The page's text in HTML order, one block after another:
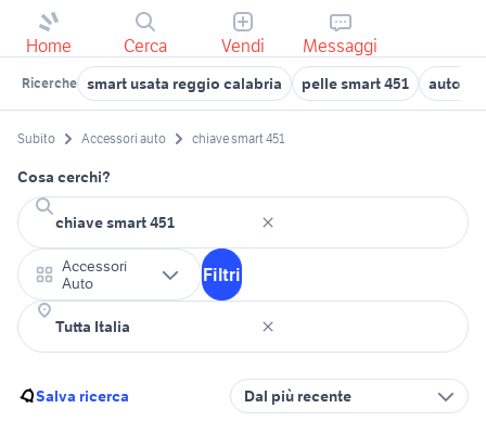
Home Cerca Vendi Messaggi
Ricerche smart usata reggio calabria pelle smart 451 auto
Subito Accessori auto chiave smart 451
Cosa cerchi?
Accessori
Auto
Filtri
Salva ricerca Dal più recente